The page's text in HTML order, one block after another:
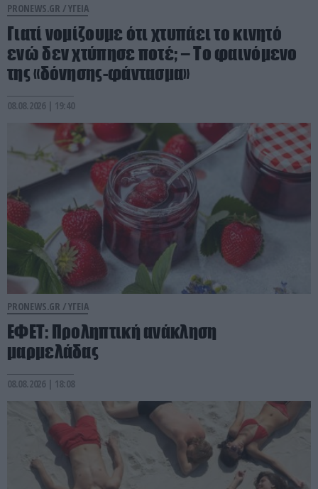
PRONEWS.GR /ΥΓΕΙΑ
Γιατί νομίζουμε ότι χτυπάει το κινητό
ενώ δεν χτύπησε ποτέ; – Το φαινόμενο
της «δόνησης-φάντασμα»
08.08.2026 | 19:40
PRONEWS.GR /ΥΓΕΙΑ
ΕΦΕΤ: Προληπτική ανάκληση
μαρμελάδας
08.08.2026 | 18:08